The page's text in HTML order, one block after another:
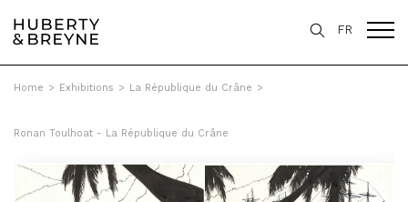
FR
Home > Exhibitions > La République du Crâne >
Ronan Toulhoat - La République du Crâne